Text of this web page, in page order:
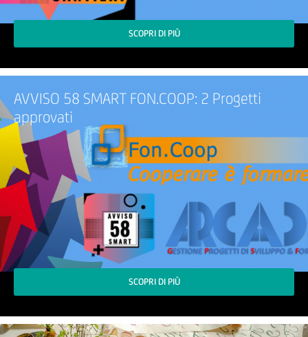
SCOPRI DI PIÙ
AVVISO 58 SMART FON.COOP: 2 Progetti
approvati
SCOPRI DI PIÙ